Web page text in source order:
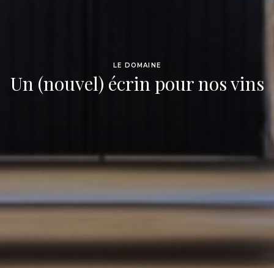
LE DOMAINE
Un (nouvel) écrin pour nos vins